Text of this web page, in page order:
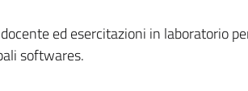
ed esercitazioni in laboratorio
softwares.